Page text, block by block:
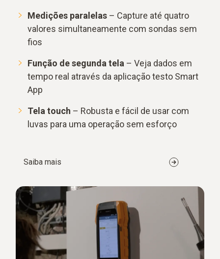
Medições paralelas – Capture até quatro
valores simultaneamente com sondas sem
fios
Função de segunda tela – Veja dados em
tempo real através da aplicação testo Smart
App
Tela touch – Robusta e fácil de usar com
luvas para uma operação sem esforço
Saiba mais